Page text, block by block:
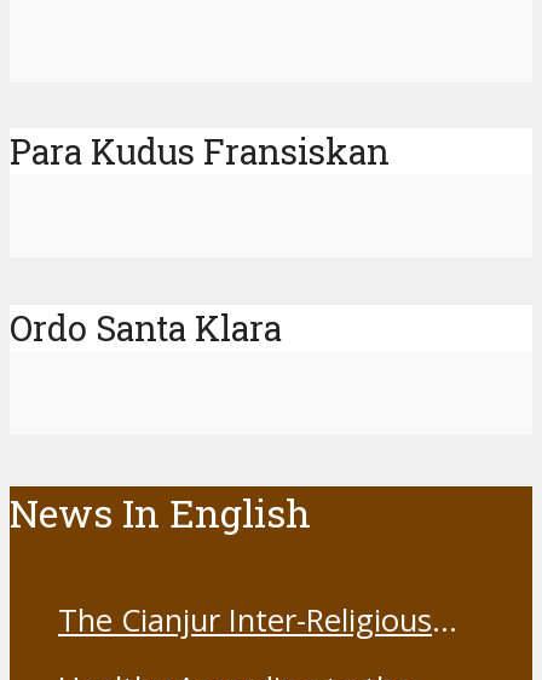
Para Kudus Fransiskan
Ordo Santa Klara
News In English
The Cianjur Inter-Religious